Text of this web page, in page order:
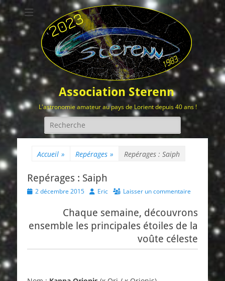
Association Sterenn
L'astronomie amateur au pays de Lorient depuis 40 ans !
Rechercher :
Accueil » Repérages » Repérages : Saiph
Repérages : Saiph
Posted
2 décembre 2015 Author
Eric Laisser un commentaire
Chaque semaine, découvrons
ensemble les principales étoiles de la
voûte céleste